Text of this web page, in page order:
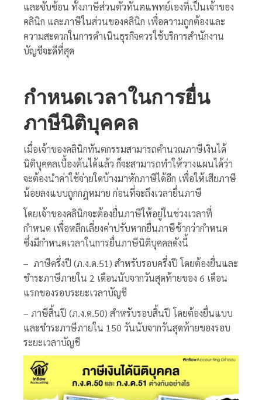
และซับซ้อน ทั้งภาษีส่วนตัวทันตแพทย์เองที่เป็นเจ้าของ
คลินิก และภาษีในส่วนของคลินิก เพื่อความถูกต้องและ
ความสะดวกในการดำเนินธุรกิจควรใช้บริการสำนักงาน
บัญชีจะดีที่สุด
กำหนดเวลาในการยื่น
ภาษีนิติบุคคล
เมื่อเจ้าของคลินิกทันตกรรมสามารถคำนวณภาษีเงินได้
นิติบุคคลเบื้องต้นได้แล้ว ก็จะสามารถทำให้วางแผนได้ว่า
จะต้องนำค่าใช้จ่ายใดบ้างมาหักภาษีได้อีก เพื่อให้เสียภาษี
น้อยลงแบบถูกกฎหมาย ก่อนที่จะถึงเวลายื่นภาษี
โดยเจ้าของคลินิกจะต้องยื่นภาษีให้อยู่ในช่วงเวลาที่
กำหนด เพื่อหลีกเลี่ยงค่าปรับหากยื่นภาษีช้ากว่ากำหนด
ซึ่งมีกำหนดเวลาในการยื่นภาษีนิติบุคคลดังนี้
– ภาษีครึ่งปี (ภ.ง.ด.51) สำหรับรอบครึ่งปี โดยต้องยื่นและ
ชำระภาษีภายใน 2 เดือนนับจากวันสุดท้ายของ 6 เดือน
แรกของรอบระยะเวลาบัญชี
– ภาษีสิ้นปี (ภ.ง.ด.50) สำหรับรอบสิ้นปี โดยต้องยื่นแบบ
และชำระภาษีภายใน 150 วันนับจากวันสุดท้ายของรอบ
ระยะเวลาบัญชี